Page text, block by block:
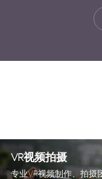
VR视频拍摄
专业VR视频制作、拍摄